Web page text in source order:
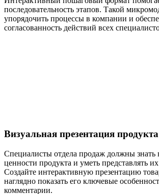
последовательность этапов. Такой
упорядочить процессы в компании и
согласованность действий всех
Визуальная презентация продукта
Специалисты отдела продаж должны знать
ценности продукта и уметь представлять
Создайте интерактивную презентацию
наглядно показать его ключевые
комментарии.